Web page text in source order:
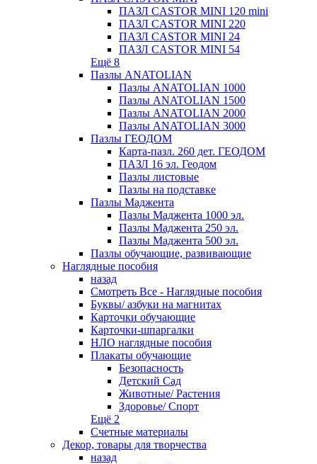
ПАЗЛ CASTOR MINI 120 mini
ПАЗЛ CASTOR MINI 220
ПАЗЛ CASTOR MINI 24
ПАЗЛ CASTOR MINI 54
Ещё 8
Пазлы ANATOLIAN
Пазлы ANATOLIAN 1000
Пазлы ANATOLIAN 1500
Пазлы ANATOLIAN 2000
Пазлы ANATOLIAN 3000
Пазлы ГЕОДОМ
Карта-пазл. 260 дет. ГЕОДОМ
ПАЗЛ 16 эл. Геодом
Пазлы листовые
Пазлы на подставке
Пазлы Маджента
Пазлы Маджента 1000 эл.
Пазлы Маджента 250 эл.
Пазлы Маджента 500 эл.
Пазлы обучающие, развивающие
Наглядные пособия
назад
Смотреть Все - Наглядные пособия
Буквы/ азбуки на магнитах
Карточки обучающие
Карточки-шпаргалки
НЛО наглядные пособия
Плакаты обучающие
Безопасность
Детский Сад
Животные/ Растения
Здоровье/ Спорт
Ещё 2
Счетные материалы
Декор, товары для творчества
назад